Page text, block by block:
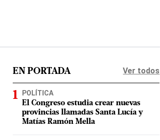
EN PORTADA Ver todos
POLÍTICA
El Congreso estudia crear nuevas
provincias llamadas Santa Lucía y
Matías Ramón Mella